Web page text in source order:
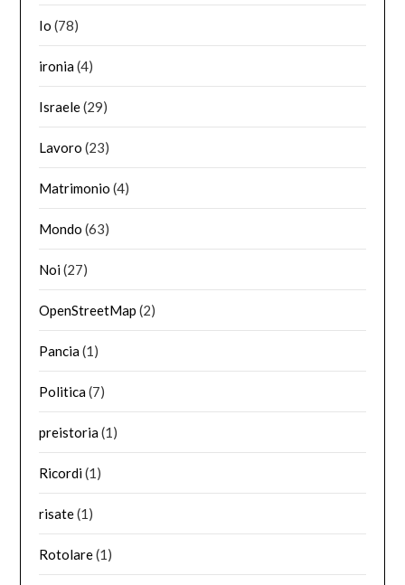
Io (78)
ironia(4)
Israele(29)
Lavoro (23)
Matrimonio (4)
Mondo (63)
Noi(27)
OpenStreetMap (2)
Pancia(1)
Politica(7)
preistoria(1)
Ricordi(1)
risate(1)
Rotolare(1)